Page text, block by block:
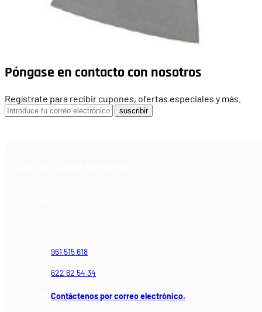
Póngase en contacto con nosotros
Regístrate para recibir cupones, ofertas especiales y más.
suscribir
961 515 618
622 62 54 34
Contáctenos por correo electrónico.